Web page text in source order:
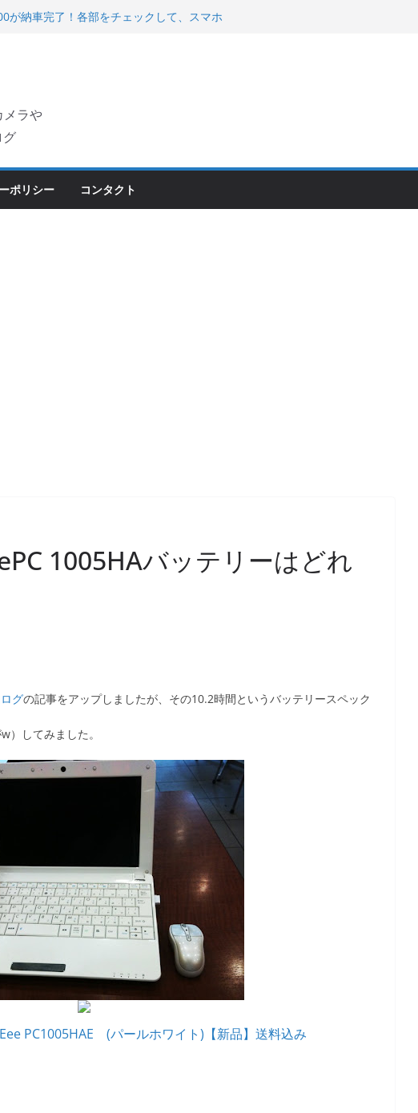
た
もらえる！
メラや
グ
ポリシー コンタクト
1005HAバッテリーはどれ
グの記事をアップしましたが、その10.2時間というバッテリースペック
）してみました。
Eee PC1005HAE (パールホワイト)【新品】送料込み